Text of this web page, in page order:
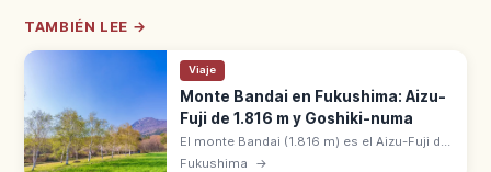
TAMBIÉN LEE →
Viaje
Monte Bandai en Fukushima: Aizu-
Fuji de 1.816 m y Goshiki-numa
El monte Bandai (1.816 m) es el Aizu-Fuji de
Fukushima, volcán activo en Inawashiro. La
Fukushima →